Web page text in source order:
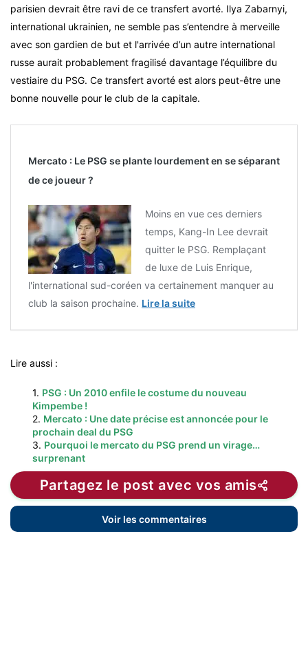
parisien devrait être ravi de ce transfert avorté. Ilya Zabarnyi,
international ukrainien, ne semble pas s’entendre à merveille
avec son gardien de but et l'arrivée d’un autre international
russe aurait probablement fragilisé davantage l’équilibre du
vestiaire du PSG. Ce transfert avorté est alors peut-être une
bonne nouvelle pour le club de la capitale.
Mercato : Le PSG se plante lourdement en se séparant
de ce joueur ?
Moins en vue ces derniers
temps, Kang-In Lee devrait
quitter le PSG. Remplaçant
de luxe de Luis Enrique,
l'international sud-coréen va certainement manquer au
club la saison prochaine. Lire la suite
Lire aussi :
1. PSG : Un 2010 enfile le costume du nouveau
Kimpembe !
2. Mercato : Une date précise est annoncée pour le
prochain deal du PSG
3. Pourquoi le mercato du PSG prend un virage…
surprenant
Partagez le post avec vos amis
Voir les commentaires